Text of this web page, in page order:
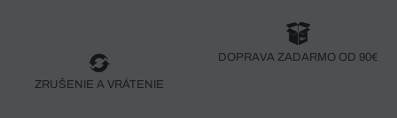
ZRUŠENIE A VRÁTENIE
DOPRAVA ZADARMO OD 90€